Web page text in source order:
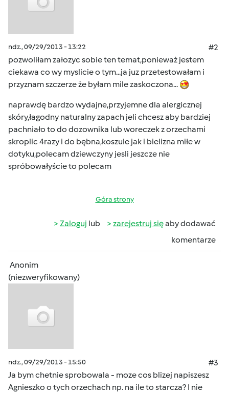
ndz., 09/29/2013 - 13:22
#2
pozwoliłam załozyc sobie ten temat,ponieważ jestem
ciekawa co wy myslicie o tym...ja juz przetestowałam i
przyznam szczerze że byłam mile zaskoczona...
naprawdę bardzo wydajne,przyjemne dla alergicznej
skóry,łagodny naturalny zapach jeli chcesz aby bardziej
pachniało to do dozownika lub woreczek z orzechami
skroplic 4razy i do bębna,koszule jak i bielizna miłe w
dotyku,polecam dziewczyny jesli jeszcze nie
spróbowałyście to polecam
Góra strony
Zaloguj lub zarejestruj sięaby dodawać
komentarze
Anonim
(niezweryfikowany)
ndz., 09/29/2013 - 15:50
#3
Ja bym chetnie sprobowala - moze cos blizej napiszesz
Agnieszko o tych orzechach np. na ile to starcza? I nie